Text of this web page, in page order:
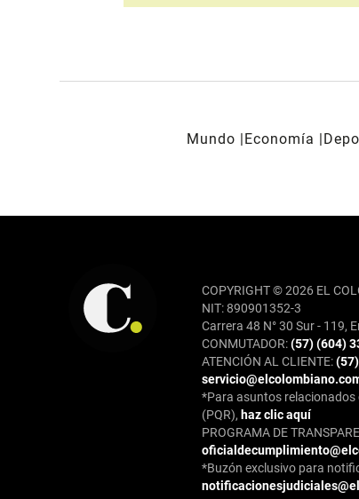
Mundo Economía
COPYRIGHT © 2026 EL
NIT: 890901352-3
Carrera 48 N° 30 Sur - 119,
CONMUTADOR:(57) (604)
ATENCIÓN AL CLIENTE:
*Para asuntos relacionados
(PQR),haz clic aquí
PROGRAMA DE
*Buzón exclusivo para